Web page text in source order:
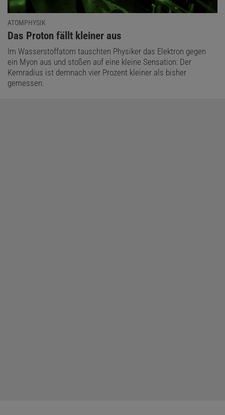
ATOMPHYSIK
:
Das Proton fällt kleiner aus
Im Wasserstoffatom tauschten Physiker das Elektron gegen
ein Myon aus und stoßen auf eine kleine Sensation: Der
Kernradius ist demnach vier Prozent kleiner als bisher
gemessen.